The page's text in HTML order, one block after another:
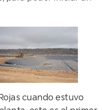
cuando estuvo